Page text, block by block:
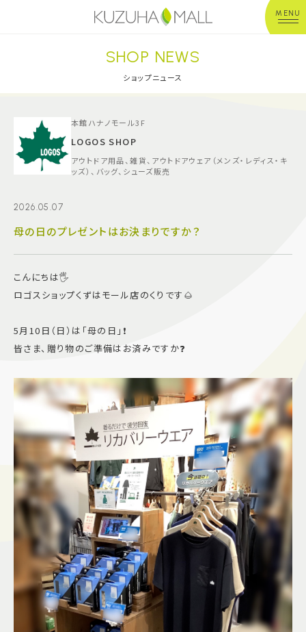
MENU
年中無休平 日：10:00~20:00
※店舗により異なる
ショップガイド
グルメ＆フード
よくあるご質問
スタッフ募集
サイトマップ
プライバシーポリシー
Follow US
SHOP NEWS
ショップニュース
本館ハナノモール3F
LOGOS SHOP
アウトドア用品、雑貨、アウトドアウェア（メンズ・レディス・キ
ッズ）、バッグ、シューズ販売
2026.05.07
母の日のプレゼントはお決まりですか？
こんにちは🖐️
ロゴスショップくずはモール店のくりです🌰
5月10日（日）は「母の日」❗️
皆さま、贈り物のご準備はお済みですか❓